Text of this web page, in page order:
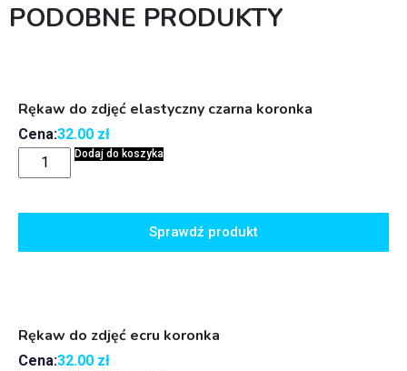
PODOBNE PRODUKTY
Rękaw do zdjęć elastyczny czarna koronka
Cena:32.00 zł
Dodaj do koszyka
Sprawdź produkt
Rękaw do zdjęć ecru koronka
Cena:32.00 zł